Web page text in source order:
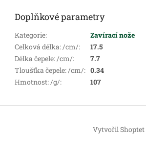
Doplňkové parametry
Kategorie:
Zavírací nože
Celková délka: /cm/:
17.5
Délka čepele: /cm/:
7.7
Tloušťka čepele: /cm/: 0.34
Hmotnost: /g/: 107
Z
Vytvořil Shoptet